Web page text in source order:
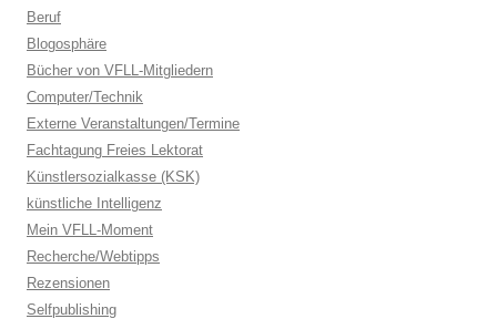
Beruf
Blogosphäre
Bücher von VFLL-Mitgliedern
Computer/Technik
Externe Veranstaltungen/Termine
Fachtagung Freies Lektorat
Künstlersozialkasse (KSK)
künstliche Intelligenz
Mein VFLL-Moment
Recherche/Webtipps
Rezensionen
Selfpublishing